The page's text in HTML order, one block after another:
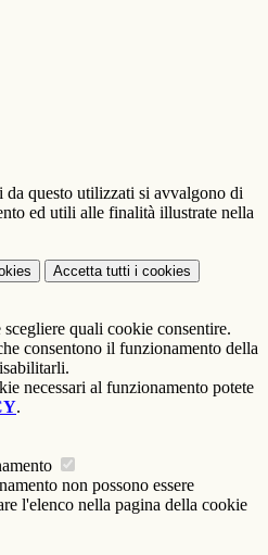
questo utilizzati si avvalgono di
ed utili alle finalità illustrate nella
Accetta tutti i cookies
quali cookie consentire.
consentono il funzionamento della
necessari al funzionamento potete
.
non possono essere
l'elenco nella pagina della cookie